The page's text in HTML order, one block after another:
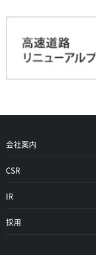
会社案内
CSR
IR
採用